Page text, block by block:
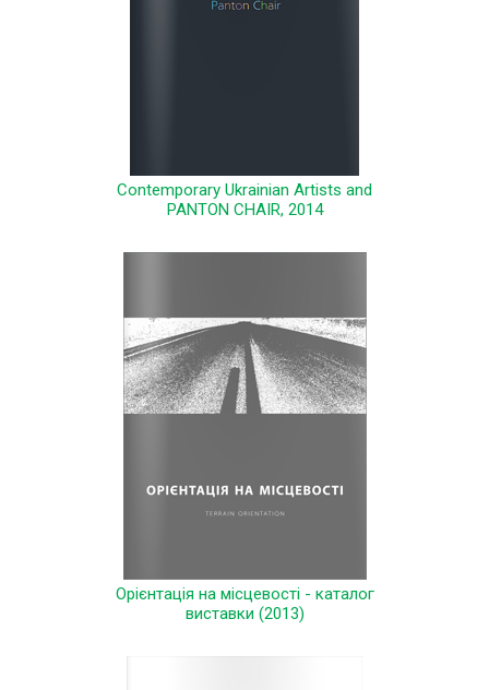
Contemporary Ukrainian Artists and
PANTON CHAIR, 2014
Орієнтація на місцевості - каталог
виставки (2013)